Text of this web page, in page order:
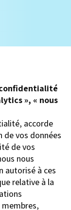
», « nous
accorde
vos données
de vos
nous
autorisé à ces
relative à la